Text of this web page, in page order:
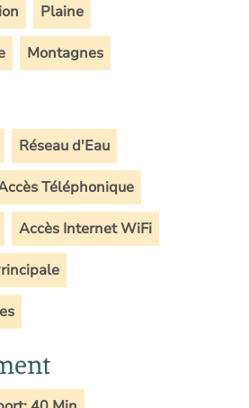
Plaine
Montagnes
Réseau d'Eau
Téléphonique
Accès Internet WiFi